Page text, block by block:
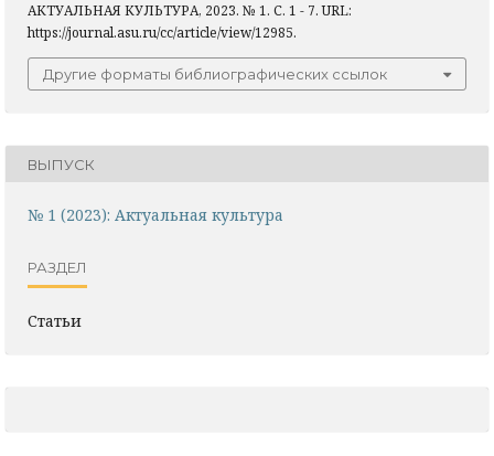
АКТУАЛЬНАЯ КУЛЬТУРА, 2023. № 1. С. 1 - 7. URL:
https://journal.asu.ru/cc/article/view/12985.
Другие форматы библиографических ссылок
ВЫПУСК
№ 1 (2023): Актуальная культура
РАЗДЕЛ
Статьи